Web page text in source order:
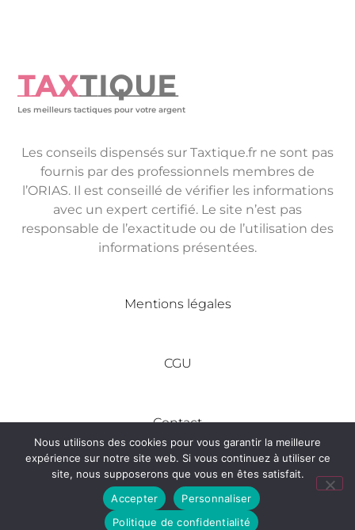
TAXTIQUE
Les meilleurs tactiques pour votre argent
Les conseils dispensés sur Taxtique.fr ne sont pas
fournis par des professionnels membres de
l’ORIAS. Il est conseillé de vérifier les informations
avec un expert certifié. Le site n’est pas
responsable de l’exactitude ou de l’utilisation des
informations présentées.
Mentions légales
CGU
Contact
Tous droits réservés © Made In Entreprise
Nous utilisons des cookies pour vous garantir la meilleure
expérience sur notre site web. Si vous continuez à utiliser ce
site, nous supposerons que vous en êtes satisfait.
Accepter
Personnaliser
Politique de confidentialité